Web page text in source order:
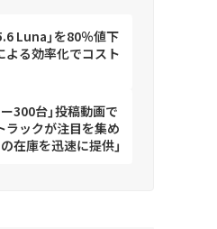
Luna」を80％値下
る効率化でコスト
300台」投稿動画で
ラックが注目を集め
在庫を迅速に提供」